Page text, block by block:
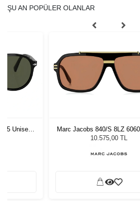
ŞU AN POPÜLER OLANLAR
55 Unisex
Marc Jacobs 840/S 8LZ
Güneş Gözlüğü
10.575,00 TL